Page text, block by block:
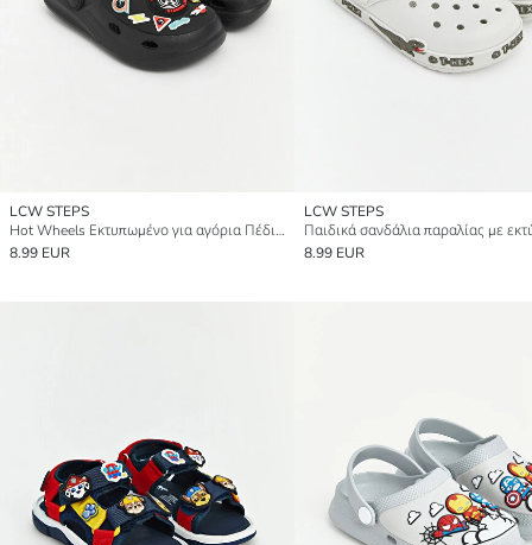
LCW STEPS
Hot Wheels Εκτυπωμένο για αγόρια Πέδιλο Παραλίας
8.99 EUR
LCW STEPS
8.99 EUR